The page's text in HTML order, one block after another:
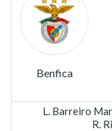
Benfica
L. Barreiro
R.